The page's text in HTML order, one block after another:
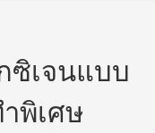
ซิเจนแบบ
พิเศษ